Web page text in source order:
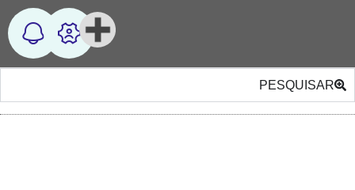
PESQUISAR